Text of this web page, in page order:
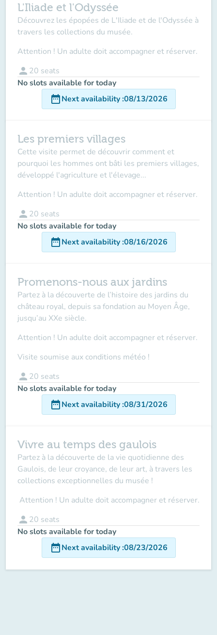
L'Iliade et l'Odyssée
Découvrez les épopées de L'Iliade et de l'Odyssée à
travers les collections du musée.
Attention ! Un adulte doit accompagner et réserver.
person 20 seats
No slots available for today
date_rangeNext availability:08/13/2026
Les premiers villages
Cette visite permet de découvrir comment et
pourquoi les hommes ont bâti les premiers villages,
développé l'agriculture et l'élevage...
Attention ! Un adulte doit accompagner et réserver.
person 20 seats
No slots available for today
date_rangeNext availability:08/16/2026
Promenons-nous aux jardins
Partez à la découverte de l’histoire des jardins du
château royal, depuis sa fondation au Moyen Âge,
jusqu’au XXe siècle.
Attention ! Un adulte doit accompagner et réserver.
Visite soumise aux conditions météo !
person 20 seats
No slots available for today
date_rangeNext availability:08/31/2026
Vivre au temps des gaulois
Partez à la découverte de la vie quotidienne des
Gaulois, de leur croyance, de leur art, à travers les
collections exceptionnelles du musée !
Attention ! Un adulte doit accompagner et réserver.
person 20 seats
No slots available for today
date_rangeNext availability:08/23/2026